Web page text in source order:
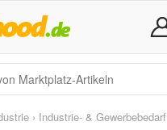
› Industrie- & Gewerbebedarf